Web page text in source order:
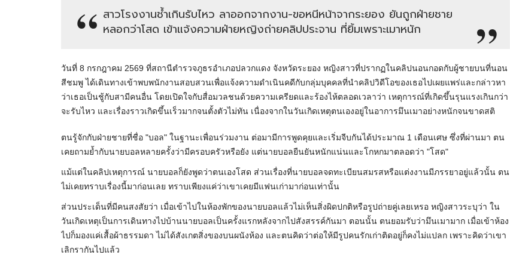
สาวโรงงานช้ำเกินรับไหว ลาออกจากงาน-ขอหนีหน้าจากระยอง ยันถูกฝ่ายชาย
หลอกว่าโสด เข้าแจ้งความฝ่ายหญิงถ่ายคลิปประจาน ที่ยิ้มเพราะเมาหนัก
วันที่ 8 กรกฎาคม 2569 ที่สถานีตำรวจภูธรอำเภอปลวกแดง จังหวัดระยอง หญิงสาวที่ปรากฏในคลิปนอนกอดกับผู้ชายบนที่นอน
สีชมพู ได้เดินทางเข้าพบพนักงานสอบสวนเพื่อแจ้งความดำเนินคดีกับกลุ่มบุคคลที่นำคลิปวิดีโอของเธอไปเผยแพร่และกล่าวหา
ว่าเธอเป็นชู้กับสามีคนอื่น โดยเปิดใจกับสื่อมวลชนด้วยความเครียดและร้องไห้ตลอดเวลาว่า เหตุการณ์ที่เกิดขึ้นรุนแรงเกินกว่า
จะรับไหว และเรื่องราวเกิดขึ้นเร็วมากจนตั้งตัวไม่ทัน เนื่องจากในวันเกิดเหตุตนเองอยู่ในอาการมึนเมาอย่างหนักจนขาดสติ
ตนรู้จักกับฝ่ายชายที่ชื่อ "บอล" ในฐานะเพื่อนร่วมงาน ต่อมามีการพูดคุยและเริ่มจีบกันได้ประมาณ 1 เดือนเศษ ซึ่งที่ผ่านมา ตน
เคยถามย้ำกับนายบอลหลายครั้งว่ามีครอบครัวหรือยัง แต่นายบอลยืนยันหนักแน่นและโกหกมาตลอดว่า "โสด"
แม้แต่ในคลิปเหตุการณ์ นายบอลก็ยังพูดว่าตนเองโสด ส่วนเรื่องที่นายบอลจดทะเบียนสมรสหรือแต่งงานมีภรรยาอยู่แล้วนั้น ตน
ไม่เคยทราบเรื่องนี้มาก่อนเลย ทราบเพียงแค่ว่าเขาเคยมีแฟนเก่ามาก่อนเท่านั้น
​ส่วนประเด็นที่มีคนสงสัยว่า เมื่อเข้าไปในห้องพักของนายบอลแล้วไม่เห็นสิ่งผิดปกติหรือรูปถ่ายคู่เลยเหรอ หญิงสาวระบุว่า ใน
วันเกิดเหตุเป็นการเดินทางไปบ้านนายบอลเป็นครั้งแรกหลังจากไปสังสรรค์กันมา ตอนนั้น ตนยอมรับว่ามึนเมามาก เมื่อเข้าห้อง
ไปก็มองแค่เสื้อผ้าธรรมดา ไม่ได้สังเกตสิ่งของบนผนังห้อง และตนคิดว่าต่อให้มีรูปคนรักเก่าติดอยู่ก็คงไม่แปลก เพราะคิดว่าเขา
เลิกรากันไปแล้ว